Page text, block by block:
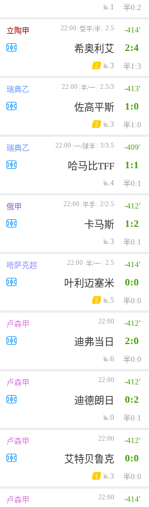
1 半0:2
立陶甲 22:00 受平/半 2.5 -414'
希奥利艾 2:4
2 3 半1:3
瑞典乙 22:00 半/一 2.5/3 -413'
佐高平斯 1:0
2 3 半1:0
瑞典乙 22:00 一/球半 3/3.5 -409'
哈马比TFF 1:1
4 半0:1
俄甲 22:00 平手 2/2.5 -412'
卡马斯 1:2
3 半0:1
哈萨克超 22:00 半/一 2.5 -414'
叶利迈塞米 0:0
2 5 半0:0
卢森甲 22:00 -412'
迪弗当日 2:0
6 半0:0
卢森甲 22:00 -412'
迪德朗日 0:2
0 半0:1
卢森甲 22:00 -412'
艾特贝鲁克 0:0
1 3 半0:0
卢森甲 22:00 -414'